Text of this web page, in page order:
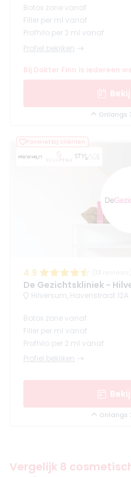
Botox zone vanaf
Filler per ml vanaf
Profhilo per 2 ml vanaf
Profiel bekijken
Bij Dokter Finn is iedereen
Onlangs
Favoriet bij cliënten
4.9
De Gezichtskliniek -
Hilversum, Havenstraat 12A
Botox zone vanaf
Filler per ml vanaf
Profhilo per 2 ml vanaf
Profiel bekijken
Onlangs
Vergelijk 8